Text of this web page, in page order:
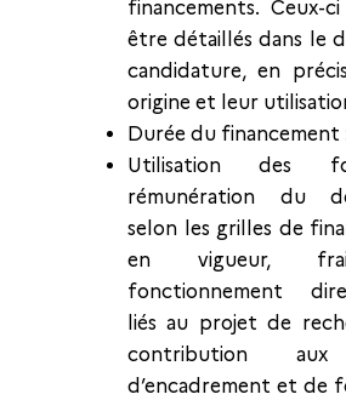
financements. Ceux-
être détaillés dans le
candidature, en
origine et leur
Durée du financement
Utilisation des
rémunération du
selon les grilles de
en vigueur,
fonctionnement
liés au projet de
contribution
d’encadrement et de